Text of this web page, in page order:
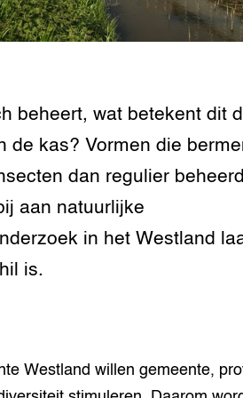
beheert, wat betekent dit
de kas? Vormen die
dan regulier
aan natuurlijke
in het Westland
is.
Westland willen gemeente,